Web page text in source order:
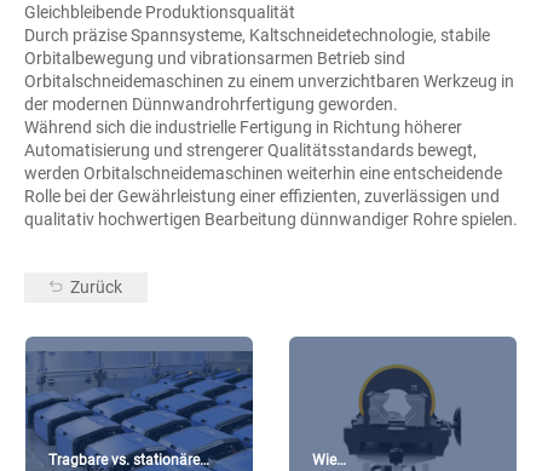
Gleichbleibende Produktionsqualität
Durch präzise Spannsysteme, Kaltschneidetechnologie, stabile
Orbitalbewegung und vibrationsarmen Betrieb sind
Orbitalschneidemaschinen zu einem unverzichtbaren Werkzeug in
der modernen Dünnwandrohrfertigung geworden.
Während sich die industrielle Fertigung in Richtung höherer
Automatisierung und strengerer Qualitätsstandards bewegt,
werden Orbitalschneidemaschinen weiterhin eine entscheidende
Rolle bei der Gewährleistung einer effizienten, zuverlässigen und
qualitativ hochwertigen Bearbeitung dünnwandiger Rohre spielen.
Zurück
Tragbare vs. stationäre
Wie